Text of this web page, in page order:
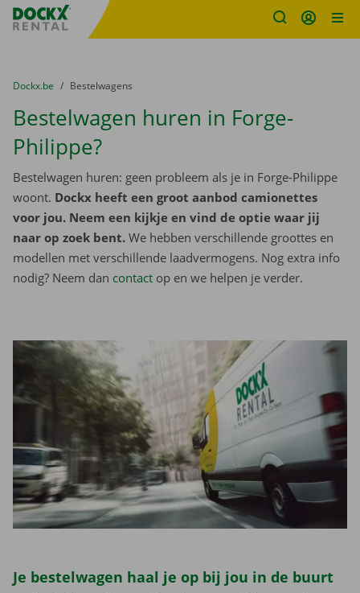
Fratello DEMO
U bevindt zich hier:
van
Dockx.be naar
Bestelwagens
Bestelwagen huren in Forge-
Philippe?
Bestelwagen huren: geen probleem als je in Forge-Philippe
woont. Dockx heeft een groot aanbod camionettes
voor jou. Neem een kijkje en vind de optie waar jij
naar op zoek bent. We hebben verschillende groottes en
modellen met verschillende laadvermogens. Nog extra info
nodig? Neem dan contact op en we helpen je verder.
Je bestelwagen haal je op bij jou in de buurt